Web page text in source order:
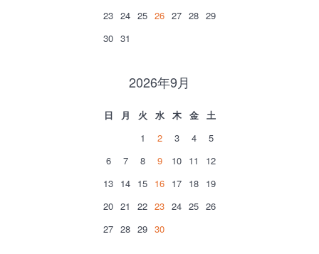
23 24 25 26 27 28 29
30 31
2026年9月
日 月 火 水 木 金
土
1
2 3 4
5
6
7 8 9 10 11
12
13 14 15 16 17 18 19
20 21 22 23 24 25 26
27 28 29 30